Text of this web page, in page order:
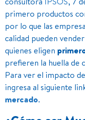
primero productos
por lo que las
calidad pueden
quienes eligen
prefieren la huella de
Para ver el impacto
ingresa al siguiente
mercado.